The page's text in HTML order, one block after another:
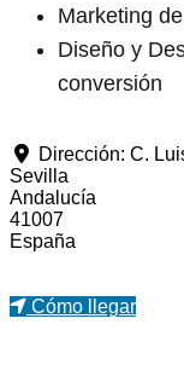
Marketing
Diseño y
conversión
Dirección: C.
Sevilla
Andalucía
41007
España
Cómo llegar